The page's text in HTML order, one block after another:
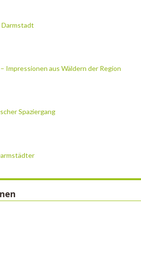
Impressionen aus Wäldern der Region
Spaziergang